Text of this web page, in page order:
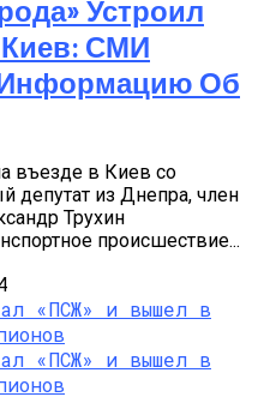
Устроил
СМИ
Об
въезде в Киев со
депутат из Днепра, член
Трухин
происшествие...